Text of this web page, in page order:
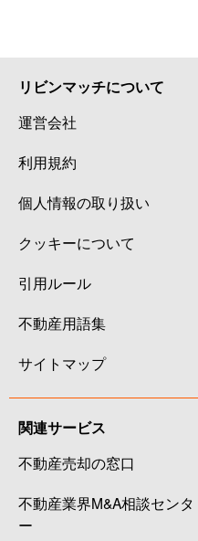
リビンマッチについて
運営会社
利用規約
個人情報の取り扱い
クッキーについて
引用ルール
不動産用語集
サイトマップ
関連サービス
不動産売却の窓口
不動産業界M&A相談センタ
ー